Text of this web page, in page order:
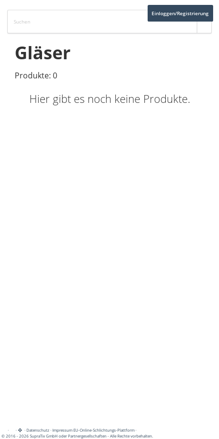
Einloggen/Registrierung
Gläser
Produkte: 0
Hier gibt es noch keine Produkte.
· · ·Datenschutz·Impressum EU-Online-Schlichtungs-Plattform·
© 2016 - 2026 SupraTix GmbH oder Partnergesellschaften - Alle Rechte vorbehalten.